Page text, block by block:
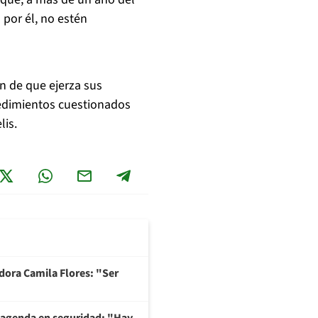
él, no estén
de que ejerza sus
cuestionados
Camila Flores: "Ser